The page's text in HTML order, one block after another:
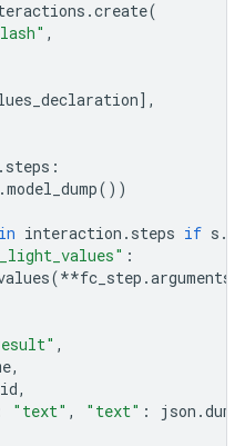
.create(
,
],
. steps :
.model_dump())
in interaction . steps if s .
:
(**fc_step .arguments
,
,
id,
"text" , "text" : json .